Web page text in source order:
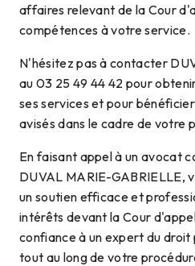
affaires relevant de la Cour
compétences à votre service.
N'hésitez pas à contacter
au 03 25 49 44 42 pour
ses services et pour
avisés dans le cadre de votre
En faisant appel à un avocat
DUVAL MARIE-GABRIELLE,
un soutien efficace et
intérêts devant la Cour
confiance à un expert du
tout au long de votre